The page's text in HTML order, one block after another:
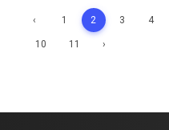
‹ 1 2 3 4
10 11 ›